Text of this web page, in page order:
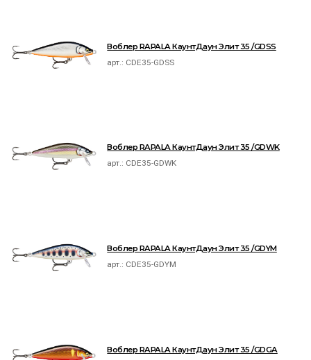
Воблер RAPALA КаунтДаун Элит 35 /GDSS
арт.: CDE35-GDSS
Воблер RAPALA КаунтДаун Элит 35 /GDWK
арт.: CDE35-GDWK
Воблер RAPALA КаунтДаун Элит 35 /GDYM
арт.: CDE35-GDYM
Воблер RAPALA КаунтДаун Элит 35 /GDGA